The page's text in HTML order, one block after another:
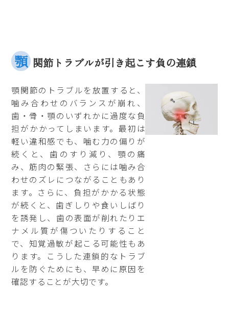
顎 関節トラブルが引き起こす負の連鎖
顎関節のトラブルを放置すると、
噛み合わせのバランスが崩れ、
歯・骨・顎のいずれかに過度な負
担がかかってしまいます。最初は
軽い違和感でも、噛む力の偏りが
続くと、歯のすり減り、顎の痛
み、筋肉の緊張、さらには噛み合
わせのズレにつながることもあり
ます。さらに、負担がかかる状態
が続くと、歯ぎしりや食いしばり
を誘発し、歯の表面が削れたりエ
ナメル質が傷ついたりすること
で、知覚過敏が起こる可能性もあ
ります。こうした連鎖的なトラブ
ルを防ぐためにも、早めに原因を
確認することが大切です。